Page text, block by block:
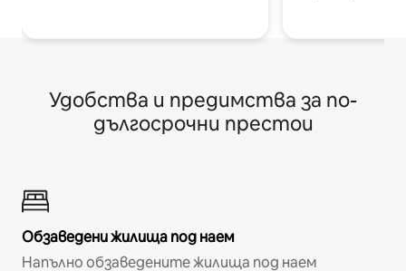
Удобства и предимства за по-
дългосрочни престои
Обзаведени жилища под наем
Напълно обзаведените жилища под наем